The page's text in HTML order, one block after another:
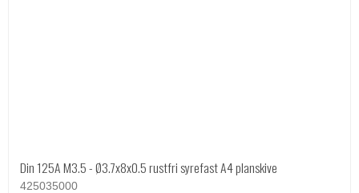
Din 125A M3.5 - Ø3.7x8x0.5 rustfri syrefast A4 planskive
425035000